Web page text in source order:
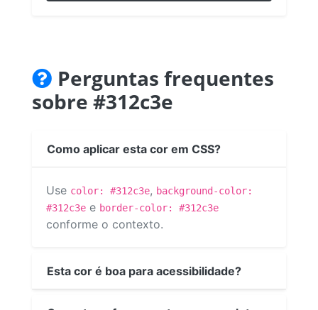
Perguntas frequentes
sobre #312c3e
Como aplicar esta cor em CSS?
Use color: #312c3e, background-color:
#312c3e e border-color: #312c3e
conforme o contexto.
Esta cor é boa para acessibilidade?